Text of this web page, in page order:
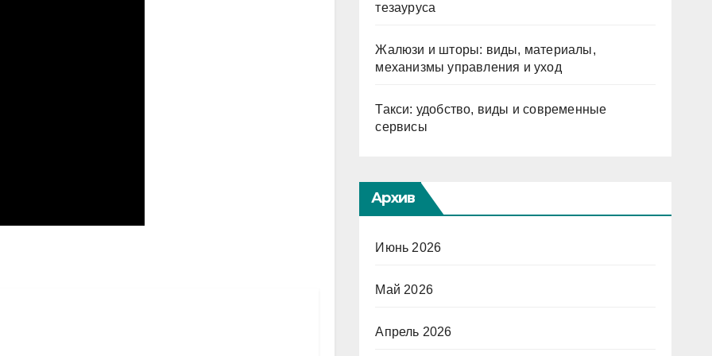
тезауруса
Жалюзи и шторы: виды, материалы,
механизмы управления и уход
Такси: удобство, виды и современные
сервисы
Архив
Июнь 2026
Май 2026
Апрель 2026